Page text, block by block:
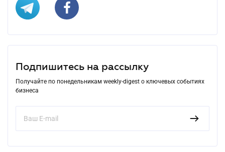
Подпишитесь на рассылку
Получайте по понедельникам weekly-digest о ключевых событиях
бизнеса